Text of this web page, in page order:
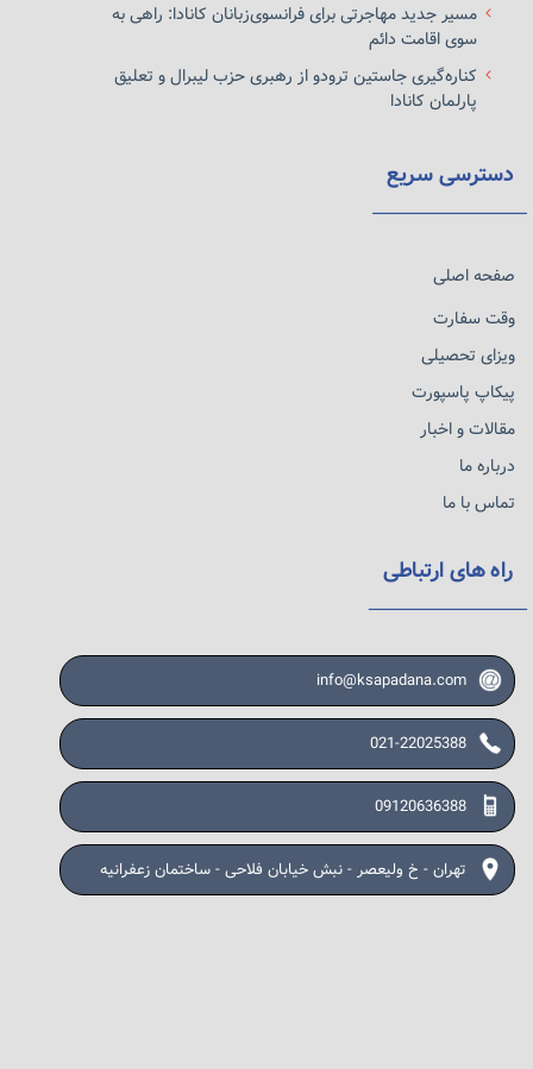
مسیر جدید مهاجرتی برای فرانسوی‌زبانان کانادا: راهی به
سوی اقامت دائم
کناره‌گیری جاستین ترودو از رهبری حزب لیبرال و تعلیق
پارلمان کانادا
دسترسی سریع
صفحه اصلی
وقت سفارت
ویزای تحصیلی
پیکاپ پاسپورت
مقالات و اخبار
درباره ما
تماس با ما
راه های ارتباطی
info@ksapadana.com
021-22025388
09120636388
تهران - خ ولیعصر - نبش خیابان فلاحی - ساختمان زعفرانیه